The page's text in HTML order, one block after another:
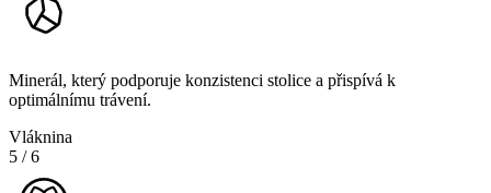
Minerál, který podporuje konzistenci stolice a přispívá k
optimálnímu trávení.
Vláknina
5 /6